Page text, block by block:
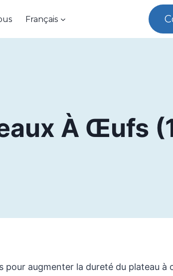
Français
À Œufs
augmenter la dureté du plateau à